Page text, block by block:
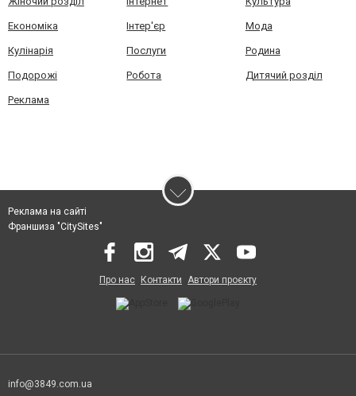
Економіка Інтер'єр Мода
Кулінарія Послуги Родина
Подорожі Робота Дитячий розділ
Реклама
Реклама на сайті
Франшиза "CitySites"
Про нас Контакти Автори проєкту
info@3849.com.ua